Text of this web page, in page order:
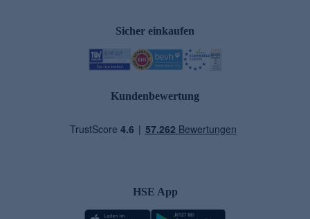
Sicher einkaufen
Kundenbewertung
HSE App